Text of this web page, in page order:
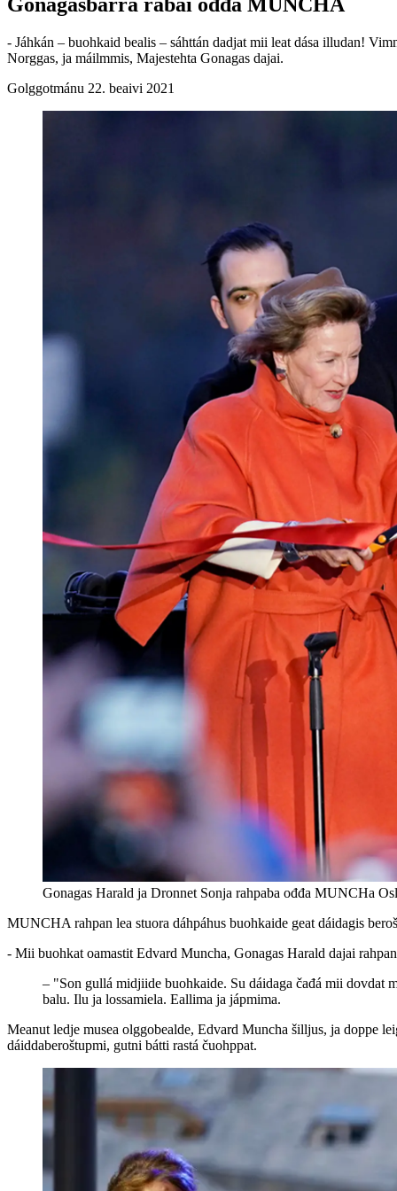
Gonagasbárra rabai ođđa MUNCHA
- Jáhkán – buohkaid bealis – sáhttán dadjat mii leat dása illudan!
Norggas, ja máilmmis, Majestehta Gonagas dajai.
Golggotmánu 22. beaivi 2021
Gonagas Harald ja Dronnet Sonja rahpaba ođđa MUNCHa
MUNCHA rahpan lea stuora dáhpáhus buohkaide geat dáidagis
- Mii buohkat oamastit Edvard Muncha, Gonagas Harald dajai
– "Son gullá midjiide buohkaide. Su dáidaga čađá mii dovdat
balu. Ilu ja lossamiela. Eallima ja jápmima.
Meanut ledje musea olggobealde, Edvard Muncha šilljus, ja doppe
dáiddaberoštupmi, gutni bátti rastá čuohppat.